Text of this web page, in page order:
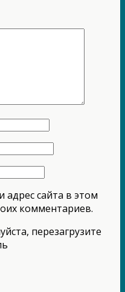
адрес сайта в этом
комментариев.
перезагрузите